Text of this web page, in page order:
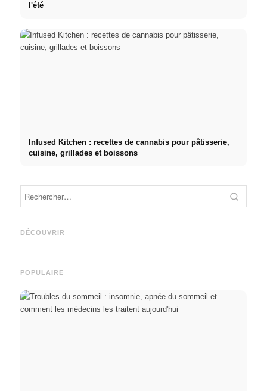
l'été
Infused Kitchen : recettes de cannabis pour pâtisserie,
cuisine, grillades et boissons
DÉCOUVRIR
grâce au marketing en ligne
POPULAIRE